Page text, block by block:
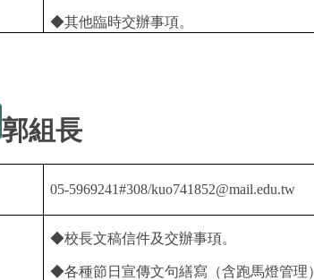
◆其他臨時交辦事項。
郭組長
05-5969241#308/kuo741852@mail.edu.tw
◆校長文稿信件及交辦事頊。
◆各種節日宣傳文句繕寫（含跑馬燈管理